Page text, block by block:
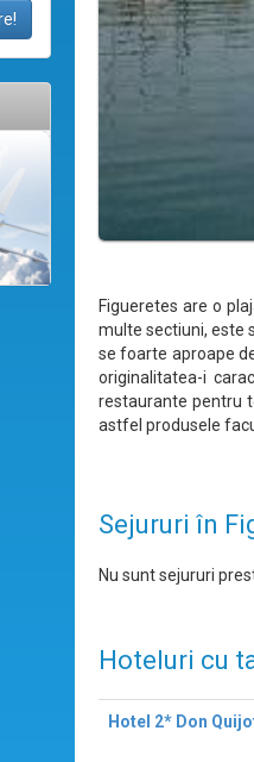
Figueretes are o
multe sectiuni, este
se foarte aproape
originalitatea-i
restaurante pentru
astfel produsele
Sejururi în
Nu sunt sejururi
Hoteluri cu
Hotel 2* Don